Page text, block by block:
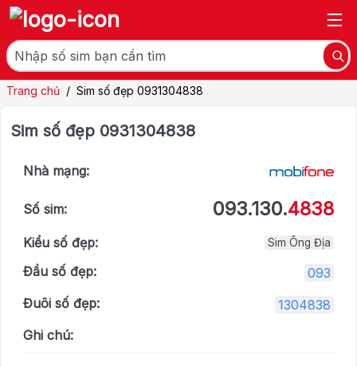
Trang chủ / Sim số đẹp 0931304838
Sim số đẹp 0931304838
Nhà mạng:
Số sim: 093.130.4838
Kiểu số đẹp: Sim Ông Địa
Đầu số đẹp:
093
Đuôi số đẹp:
1304838
Ghi chú: